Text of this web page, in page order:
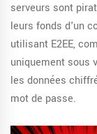
serveurs sont
leurs fonds d'un
utilisant E2EE,
uniquement sous
les données
mot de passe.